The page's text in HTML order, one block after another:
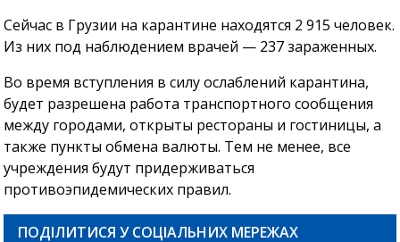
Сейчас в Грузии на карантине находятся 2 915 человек.
Из них под наблюдением врачей — 237 зараженных.
Во время вступления в силу ослаблений карантина,
будет разрешена работа транспортного сообщения
между городами, открыты рестораны и гостиницы, а
также пункты обмена валюты. Тем не менее, все
учреждения будут придерживаться
противоэпидемических правил.
ПОДІЛИТИСЯ У СОЦІАЛЬНИХ МЕРЕЖАХ